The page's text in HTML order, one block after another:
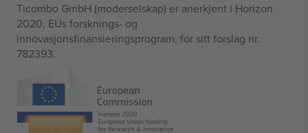
Ticombo GmbH (moderselskap) er anerkjent i Horizon
2020, EUs forsknings- og
innovasjonsfinansieringsprogram, for sitt forslag nr.
782393.